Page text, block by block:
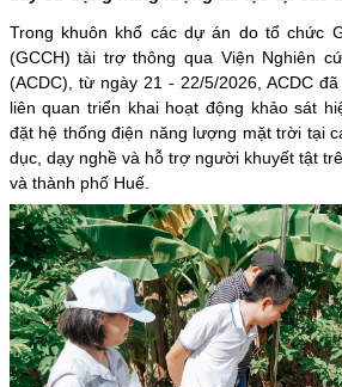
Trong khuôn khổ các dự án do tổ chức
(GCCH) tài trợ thông qua Viện Nghiên
(ACDC), từ ngày 21 - 22/5/2026, ACDC
liên quan triển khai hoạt động khảo sát
đặt hệ thống điện năng lượng mặt trời tại
dục, dạy nghề và hỗ trợ người khuyết tật
và thành phố Huế.